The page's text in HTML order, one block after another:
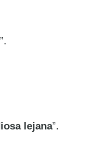
”.
lejana”.